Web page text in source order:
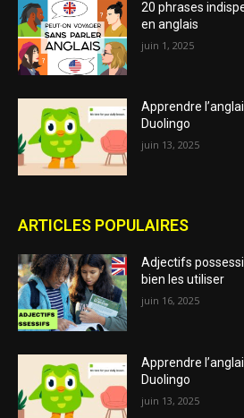
20 phrases
en anglais
juin 1, 2025
Apprendre
Duolingo
juin 13, 2025
ARTICLES POPULAIRES
Adjectifs
bien les utiliser
juin 16, 2025
Apprendre
Duolingo
juin 13, 2025